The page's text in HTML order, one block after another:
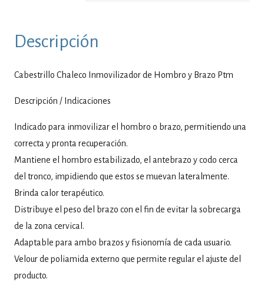
Descripción
Cabestrillo Chaleco Inmovilizador de Hombro y Brazo Ptm
Descripción / Indicaciones
Indicado para inmovilizar el hombro o brazo, permitiendo una
correcta y pronta recuperación.
Mantiene el hombro estabilizado, el antebrazo y codo cerca
del tronco, impidiendo que estos se muevan lateralmente.
Brinda calor terapéutico.
Distribuye el peso del brazo con el fin de evitar la sobrecarga
de la zona cervical.
Adaptable para ambo brazos y fisionomía de cada usuario.
Velour de poliamida externo que permite regular el ajuste del
producto.